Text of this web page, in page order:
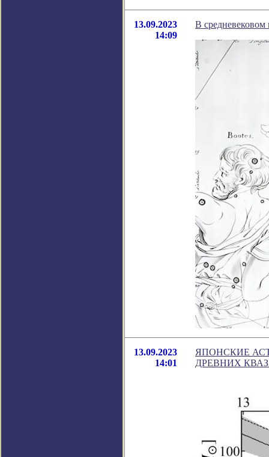
13.09.2023
14:09
В
13.09.2023
14:01
ЯПОНСКИЕ
ДРЕВНИХ